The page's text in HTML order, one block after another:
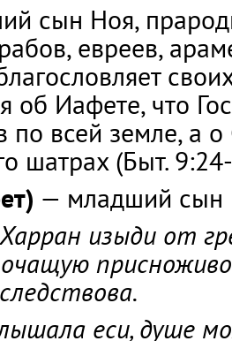
сын Ноя,
евреев,
об Иафете, что
по всей земле, а
шатрах (Быт.
— младший сын
изыди от
еси, душе